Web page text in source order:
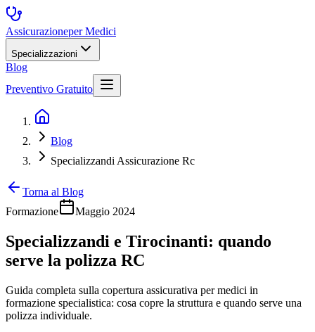
Assicurazioneper Medici
Specializzazioni
Blog
Preventivo Gratuito
Blog
Specializzandi Assicurazione Rc
Torna al Blog
Formazione
Maggio 2024
Specializzandi e Tirocinanti: quando
serve la polizza RC
Guida completa sulla copertura assicurativa per medici in
formazione specialistica: cosa copre la struttura e quando serve una
polizza individuale.